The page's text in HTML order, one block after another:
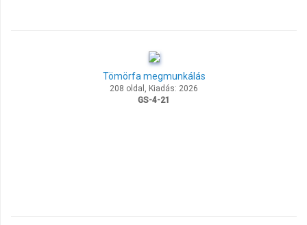
Tömörfa megmunkálás
208 oldal, Kiadás: 2026
GS-4-21